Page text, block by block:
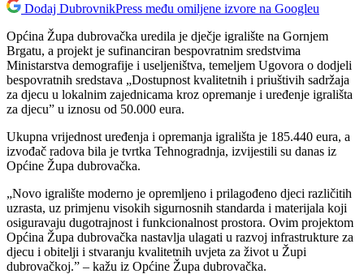
Dodaj DubrovnikPress među omiljene izvore na Googleu
Općina Župa dubrovačka uredila je dječje igralište na Gornjem
Brgatu, a projekt je sufinanciran bespovratnim sredstvima
Ministarstva demografije i useljeništva, temeljem Ugovora o dodjeli
bespovratnih sredstava „Dostupnost kvalitetnih i priuštivih sadržaja
za djecu u lokalnim zajednicama kroz opremanje i uređenje igrališta
za djecu” u iznosu od 50.000 eura.
Ukupna vrijednost uređenja i opremanja igrališta je 185.440 eura, a
izvođač radova bila je tvrtka Tehnogradnja, izvijestili su danas iz
Općine Župa dubrovačka.
„Novo igralište moderno je opremljeno i prilagođeno djeci različitih
uzrasta, uz primjenu visokih sigurnosnih standarda i materijala koji
osiguravaju dugotrajnost i funkcionalnost prostora. Ovim projektom
Općina Župa dubrovačka nastavlja ulagati u razvoj infrastrukture za
djecu i obitelji i stvaranju kvalitetnih uvjeta za život u Župi
dubrovačkoj.” – kažu iz Općine Župa dubrovačka.